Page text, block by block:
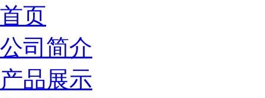
首页
公司简介
产品展示